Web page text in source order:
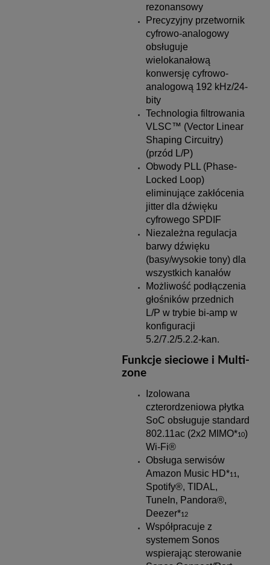
rezonansowy
Precyzyjny przetwornik
cyfrowo-analogowy
obsługuje
wielokanałową
konwersję cyfrowo-
analogową 192 kHz/24-
bity
Technologia filtrowania
VLSC™ (Vector Linear
Shaping Circuitry)
(przód L/P)
Obwody PLL (Phase-
Locked Loop)
eliminujące zakłócenia
jitter dla dźwięku
cyfrowego SPDIF
Niezależna regulacja
barwy dźwięku
(basy/wysokie tony) dla
wszystkich kanałów
Możliwość podłączenia
głośników przednich
L/P w trybie bi-amp w
konfiguracji
5.2/7.2/5.2.2-kan.
Funkcje sieciowe i Multi-
zone
Izolowana
czterordzeniowa płytka
SoC obsługuje standard
802.11ac (2x2 MIMO*10)
Wi-Fi®
Obsługa serwisów
Amazon Music HD*11 ,
Spotify®, TIDAL,
TuneIn, Pandora®,
Deezer*12
Współpracuje z
systemem Sonos
wspierając sterowanie